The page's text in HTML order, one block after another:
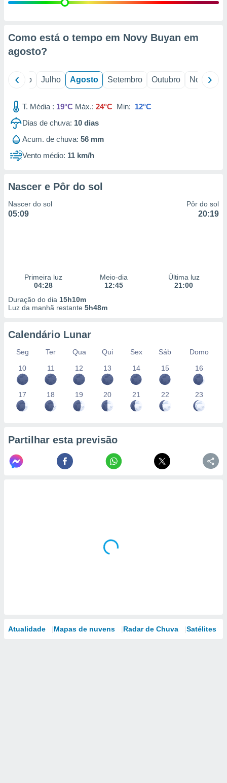
estudos
1199
Como está o tempo em Novy Buyan em
agosto?
Junho Julho Agosto Setembro Outubro Novembro
T. Média : 19°C Máx.: 24°C Min: 12°C
Dias de chuva: 10 dias
Acum. de chuva: 56 mm
Vento médio: 11 km/h
Nascer e Pôr do sol
Nascer do sol
05:09
Pôr do sol
20:19
Primeira luz
04:28
Meio-dia
12:45
Última luz
21:00
Duração do dia 15h10m
Luz da manhã restante 5h48m
Calendário Lunar
Seg Ter Qua Qui Sex Sáb
Domo
10
11 12 13 14 15 16
17 18 19 20 21 22 23
Partilhar esta previsão
Atualidade Mapas de nuvens Radar de Chuva Satélites